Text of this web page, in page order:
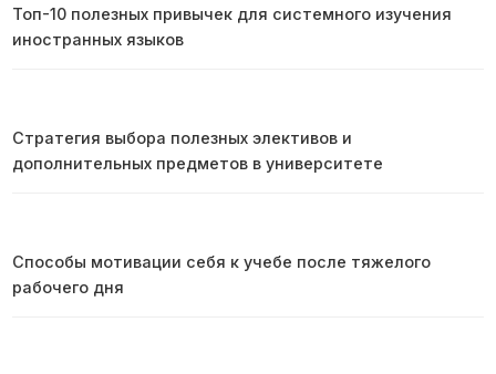
Топ-10 полезных привычек для системного изучения
иностранных языков
Стратегия выбора полезных элективов и
дополнительных предметов в университете
Способы мотивации себя к учебе после тяжелого
рабочего дня